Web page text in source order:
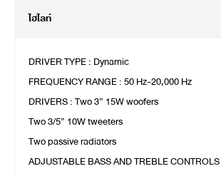
ไฮไลท์
DRIVER TYPE : Dynamic
FREQUENCY RANGE : 50 Hz-20,000 Hz
DRIVERS : Two 3” 15W woofers
Two 3/5” 10W tweeters
Two passive radiators
ADJUSTABLE BASS AND TREBLE